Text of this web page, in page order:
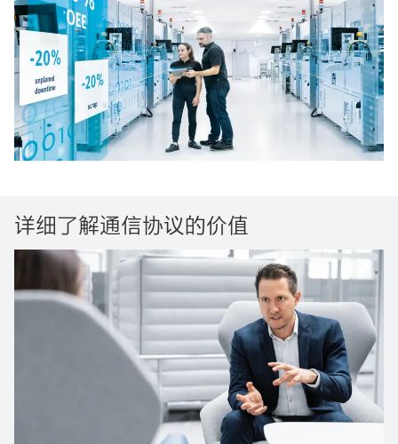
详细了解通信协议的价值